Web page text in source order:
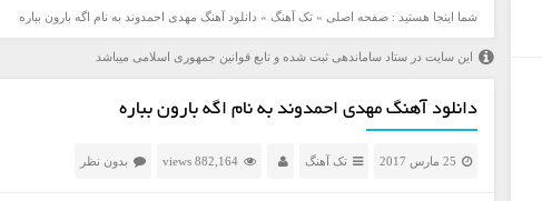
شما اینجا هستید : صفحه اصلی » تک آهنگ » دانلود آهنگ مهدی احمدوند به نام اگه بارون بباره
این سایت در ستاد ساماندهی ثبت شده و تابع قوانین جمهوری اسلامی میباشد
دانلود آهنگ مهدی احمدوند به نام اگه بارون بباره
25 مارس 2017 تک آهنگ 882,164 views بدون نظر